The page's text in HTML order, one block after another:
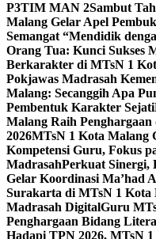
P3TIM MAN 2Sambut
Malang Gelar Apel
Semangat “Mendidik
Orang Tua: Kunci Sukses
Berkarakter di MTsN 1
Pokjawas Madrasah
Malang: Secanggih Apa
Pembentuk Karakter Sejati
Malang Raih
2026MTsN 1 Kota Malang
Kompetensi Guru, Fokus
MadrasahPerkuat Sinergi,
Gelar Koordinasi Ma’had
Surakarta di MTsN 1 Kota
Madrasah DigitalGuru
Penghargaan Bidang
Hadapi TPN 2026, MTsN